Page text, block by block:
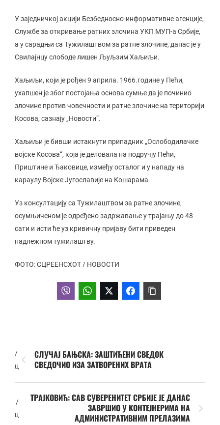
У заједничкој акцији Безбедносно-информативне агенције,
Службе за откривање ратних злочина УКП МУП-а Србије,
а у сарадњи са Тужилаштвом за ратне злочине, данас је у
Свилајнцу слободе лишен Љуљзим Хаљиљи.
Хаљиљи, који је рођен 9 априла. 1966.године у Пећи,
ухапшен је због постојања основа сумње да је починио
злочине против човечности и ратне злочине на територији
Косова, сазнају „Новости“.
Хаљиљи је бивши истакнути припадник „Ослободилачке
војске Косова“, која је деловала на подручју Пећи,
Приштине и Ђаковице, између осталог и у нападу на
караулу Војске Југославије на Кошарама.
Уз консултацију са Тужилаштвом за ратне злочине,
осумњиченом је одређено задржавање у трајању до 48
сати и исти ће уз кривичну пријаву бити приведен
надлежном тужилаштву.
ФОТО: СЦРЕЕНСХОТ / НОВОСТИ
/
ц
СЛУЧАЈ БАЊСКА: ЗАШТИЋЕНИ СВЕДОК
СВЕДОЧИО ИЗА ЗАТВОРЕНИХ ВРАТА
/
ц
ТРАЈКОВИЋ: САВ СУВЕРЕНИТЕТ СРБИЈЕ ЈЕ ДАНАС
ЗАВРШИО У КОНТЕЈНЕРИМА НА
АДМИНИСТРАТИВНИМ ПРЕЛАЗИМА